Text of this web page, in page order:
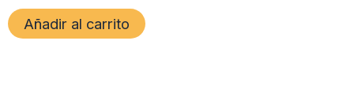
Añadir al carrito